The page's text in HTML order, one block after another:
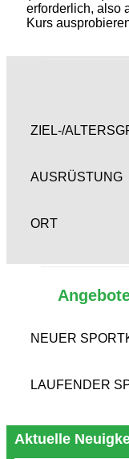
erforderlich, also
Kurs
ZIEL-/
AUSRÜSTUNG
ORT
NEUER
LAUFENDER
Aktuelle